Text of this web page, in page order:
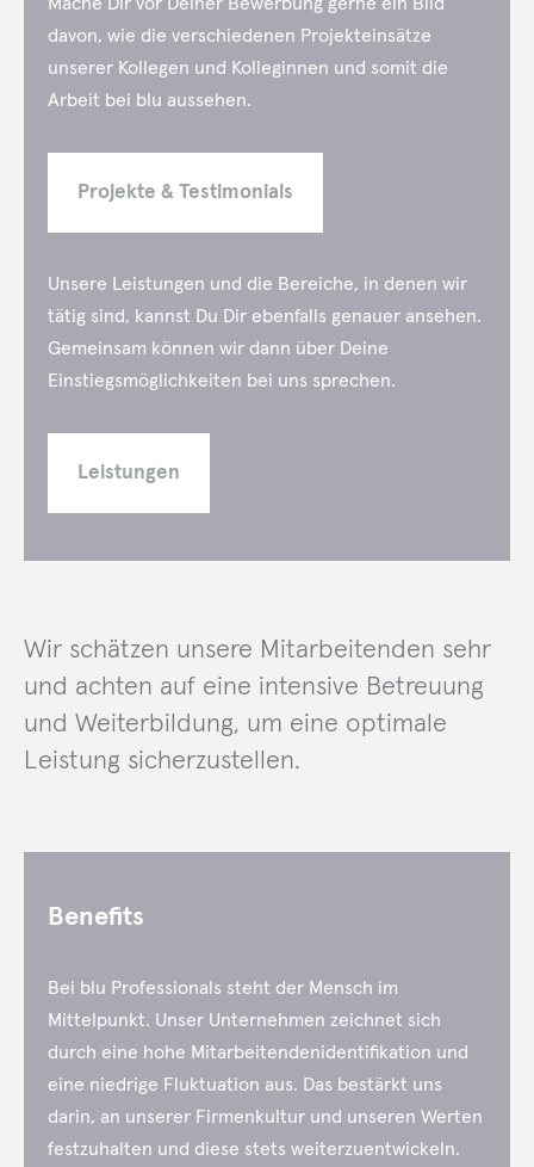
davon, wie die verschiedenen Projekteinsätze
unserer Kollegen und Kolleginnen und somit die
Arbeit bei blu aussehen.
Projekte & Testimonials
Unsere Leistungen und die Bereiche, in denen wir
tätig sind, kannst Du Dir ebenfalls genauer ansehen.
Gemeinsam können wir dann über Deine
Einstiegsmöglichkeiten bei uns sprechen.
Leistungen
Wir schätzen unsere Mitarbeitenden sehr
und achten auf eine intensive Betreuung
und Weiterbildung, um eine optimale
Leistung sicherzustellen.
Benefits
Bei blu Professionals steht der Mensch im
Mittelpunkt. Unser Unternehmen zeichnet sich
durch eine hohe Mitarbeitendenidentifikation und
eine niedrige Fluktuation aus. Das bestärkt uns
darin, an unserer Firmenkultur und unseren Werten
festzuhalten und diese stets weiterzuentwickeln.